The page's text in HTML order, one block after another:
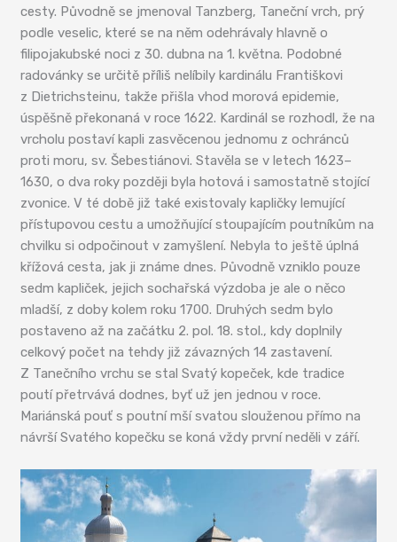
cesty. Původně se jmenoval Tanzberg, Taneční vrch, prý
podle veselic, které se na něm odehrávaly hlavně o
filipojakubské noci z 30. dubna na 1. května. Podobné
radovánky se určitě příliš nelíbily kardinálu Františkovi
z Dietrichsteinu, takže přišla vhod morová epidemie,
úspěšně překonaná v roce 1622. Kardinál se rozhodl, že na
vrcholu postaví kapli zasvěcenou jednomu z ochránců
proti moru, sv. Šebestiánovi. Stavěla se v letech 1623–
1630, o dva roky později byla hotová i samostatně stojící
zvonice. V té době již také existovaly kapličky lemující
přístupovou cestu a umožňující stoupajícím poutníkům na
chvilku si odpočinout v zamyšlení. Nebyla to ještě úplná
křížová cesta, jak ji známe dnes. Původně vzniklo pouze
sedm kapliček, jejich sochařská výzdoba je ale o něco
mladší, z doby kolem roku 1700. Druhých sedm bylo
postaveno až na začátku 2. pol. 18. stol., kdy doplnily
celkový počet na tehdy již závazných 14 zastavení.
Z Tanečního vrchu se stal Svatý kopeček, kde tradice
poutí přetrvává dodnes, byť už jen jednou v roce.
Mariánská pouť s poutní mší svatou slouženou přímo na
návrší Svatého kopečku se koná vždy první neděli v září.